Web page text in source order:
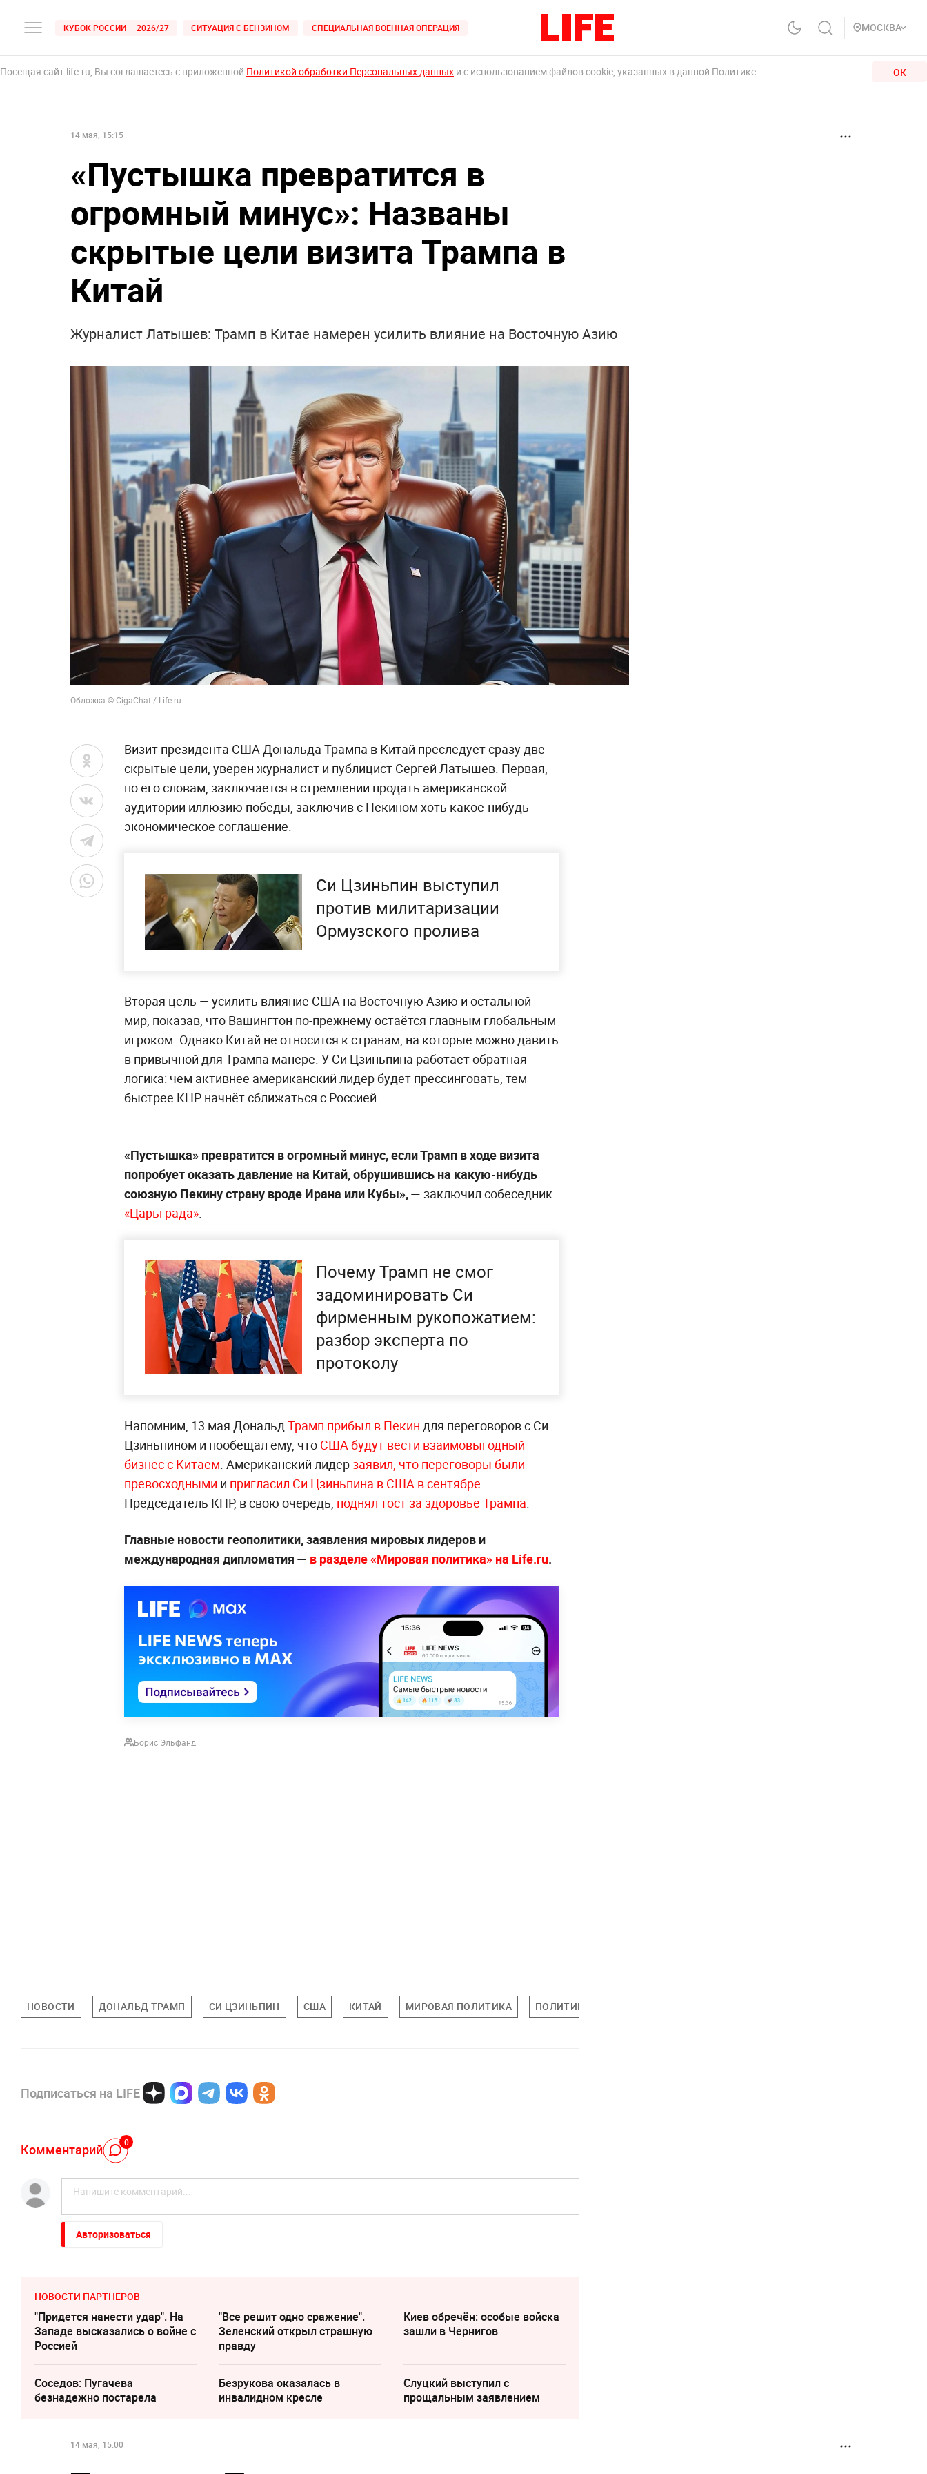
КУБОК РОССИИ — 2026/27 СИТУАЦИЯ С БЕНЗИНОМ СПЕЦИАЛЬНАЯ ВОЕННАЯ ОПЕРАЦИЯ МОСКВА
Посещая сайт life.ru, Вы соглашаетесь с приложенной Политикой обработки Персональных данных и с использованием файлов cookie, указанных в данной Политике. ОК
14 мая, 15:15
«Пустышка превратится в
огромный минус»: Названы
скрытые цели визита Трампа в
Китай
Журналист Латышев: Трамп в Китае намерен усилить влияние на Восточную Азию
Обложка © GigaChat / Life.ru
Визит президента США Дональда Трампа в Китай преследует сразу две
скрытые цели, уверен журналист и публицист Сергей Латышев. Первая,
по его словам, заключается в стремлении продать американской
аудитории иллюзию победы, заключив с Пекином хоть какое-нибудь
экономическое соглашение.
Си Цзиньпин выступил
против милитаризации
Ормузского пролива
Вторая цель — усилить влияние США на Восточную Азию и остальной
мир, показав, что Вашингтон по-прежнему остаётся главным глобальным
игроком. Однако Китай не относится к странам, на которые можно давить
в привычной для Трампа манере. У Си Цзиньпина работает обратная
логика: чем активнее американский лидер будет прессинговать, тем
быстрее КНР начнёт сближаться с Россией.
«Пустышка» превратится в огромный минус, если Трамп в ходе визита
попробует оказать давление на Китай, обрушившись на какую-нибудь
союзную Пекину страну вроде Ирана или Кубы», — заключил собеседник
«Царьграда».
Почему Трамп не смог
задоминировать Си
фирменным рукопожатием:
разбор эксперта по
протоколу
Напомним, 13 мая ДональдТрамп прибыл в Пекин для переговоров с Си
Цзиньпином и пообещал ему, что США будут вести взаимовыгодный
бизнес с Китаем. Американский лидерзаявил, что переговоры были
превосходными и пригласил Си Цзиньпина в США в сентябре.
Председатель КНР, в свою очередь, поднял тост за здоровье Трампа.
Главные новости геополитики, заявления мировых лидеров и
международная дипломатия — в разделе «Мировая политика» на Life.ru.
Борис Эльфанд
НОВОСТИ ДОНАЛЬД ТРАМП СИ ЦЗИНЬПИН США КИТАЙ МИРОВАЯ ПОЛИТИКА ПОЛИТИКА
Подписаться на LIFE
Комментарий 0
Авторизоваться
НОВОСТИ ПАРТНЕРОВ
"Придется нанести удар". На
Западе высказались о войне с
Россией
"Все решит одно сражение".
Зеленский открыл страшную
правду
Киев обречён: особые войска
зашли в Чернигов
Соседов: Пугачева
безнадежно постарела
Безрукова оказалась в
инвалидном кресле
Слуцкий выступил с
прощальным заявлением
14 мая, 15:00